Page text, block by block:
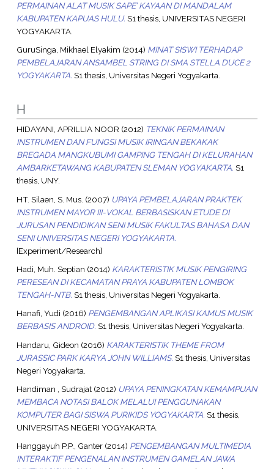
PERMAINAN ALAT MUSIK SAPE’ KAYAAN DI MANDALAM
KABUPATEN KAPUAS HULU. S1 thesis, UNIVERSITAS NEGERI
YOGYAKARTA.
GuruSinga, Mikhael Elyakim (2014) MINAT SISWI TERHADAP
PEMBELAJARAN ANSAMBEL STRING DI SMA STELLA DUCE 2
YOGYAKARTA. S1 thesis, Universitas Negeri Yogyakarta.
H
HIDAYANI, APRILLIA NOOR (2012) TEKNIK PERMAINAN
INSTRUMEN DAN FUNGSI MUSIK IRINGAN BEKAKAK
BREGADA MANGKUBUMI GAMPING TENGAH DI KELURAHAN
AMBARKETAWANG KABUPATEN SLEMAN YOGYAKARTA. S1
thesis, UNY.
HT. Silaen, S. Mus. (2007) UPAYA PEMBELAJARAN PRAKTEK
INSTRUMEN MAYOR III-VOKAL BERBASISKAN ETUDE DI
JURUSAN PENDIDIKAN SENI MUSIK FAKULTAS BAHASA DAN
SENI UNIVERSITAS NEGERI YOGYAKARTA.
[Experiment/Research]
Hadi, Muh. Septian (2014) KARAKTERISTIK MUSIK PENGIRING
PERESEAN DI KECAMATAN PRAYA KABUPATEN LOMBOK
TENGAH-NTB. S1 thesis, Universitas Negeri Yogyakarta.
Hanafi, Yudi (2016) PENGEMBANGAN APLIKASI KAMUS MUSIK
BERBASIS ANDROID. S1 thesis, Universitas Negeri Yogyakarta.
Handaru, Gideon (2016) KARAKTERISTIK THEME FROM
JURASSIC PARK KARYA JOHN WILLIAMS. S1 thesis, Universitas
Negeri Yogyakarta.
Handiman , Sudrajat(2012) UPAYA PENINGKATAN KEMAMPUAN
MEMBACA NOTASI BALOK MELALUI PENGGUNAKAN
KOMPUTER BAGI SISWA PURIKIDS YOGYAKARTA. S1 thesis,
UNIVERSITAS NEGERI YOGYAKARTA.
Hanggayuh P.P., Ganter(2014) PENGEMBANGAN MULTIMEDIA
INTERAKTIF PENGENALAN INSTRUMEN GAMELAN JAWA